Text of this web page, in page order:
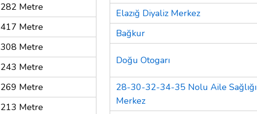
282 Metre
417 Metre
308 Metre
243 Metre
269 Metre
213 Metre
Elazığ Diyaliz Merkez
Bağkur
Doğu Otogarı
28-30-32-34-35 Nolu Aile Sağlığı
Merkez